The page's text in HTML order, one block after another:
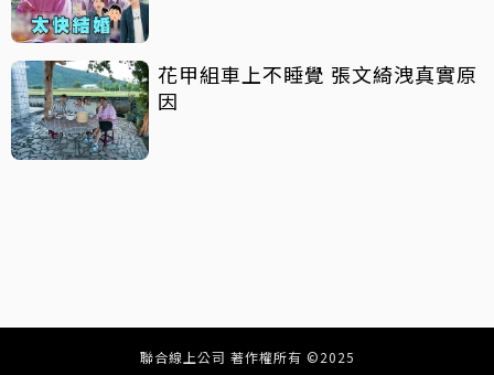
花甲組車上不睡覺 張文綺洩真實原
因
聯合線上公司 著作權所有 ©2025